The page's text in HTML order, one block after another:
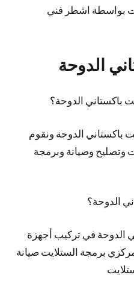
بواسطة اشطر فني
الدوحة
الدوحة؟
باكستاني الدوحة ونقوم
وتصليح وصيانة وبرمجة
الدوحة؟
الدوحة في تركيب أجهزة
برمجة الستلايت صيانة